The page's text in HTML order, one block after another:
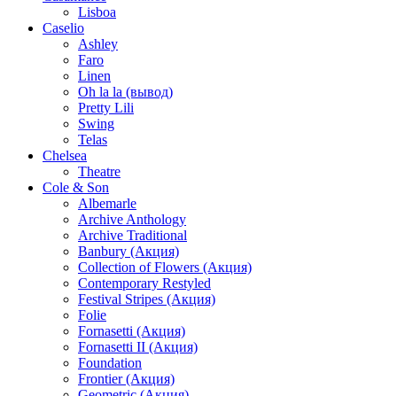
Lisboa
Caselio
Ashley
Faro
Linen
Oh la la (вывод)
Pretty Lili
Swing
Telas
Chelsea
Theatre
Cole & Son
Albemarle
Archive Anthology
Archive Traditional
Banbury (Акция)
Collection of Flowers (Акция)
Contemporary Restyled
Festival Stripes (Акция)
Folie
Fornasetti (Акция)
Fornasetti II (Акция)
Foundation
Frontier (Акция)